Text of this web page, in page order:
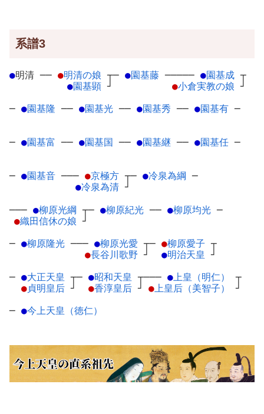
系譜3
●明清 ── ●明清の娘 ┬
●園基顕 ┘
─ ●園基藤 ───── ●園基成 ┬
●小倉実教の娘 ┘
─ ●園基隆 ── ●園基光 ── ●園基秀 ── ●園基有 ─
─ ●園基富 ── ●園基国 ── ●園基継 ── ●園基任 ─
─ ●園基音 ─── ●京極方 ┬
●冷泉為清 ┘
─ ●冷泉為綱 ─
─── ●柳原光綱 ┬
●織田信休の娘 ┘
─ ●柳原紀光 ── ●柳原均光 ─
─ ●柳原隆光 ─── ●柳原光愛 ┬
●長谷川歌野 ┘
─ ●柳原愛子 ┬
●明治天皇 ┘
─ ●大正天皇 ┬
●貞明皇后 ┘
─ ●昭和天皇 ┬
●香淳皇后 ┘
─── ●上皇（明仁）
┬
●上皇后（美智子） ┘
─ ●今上天皇（徳仁）